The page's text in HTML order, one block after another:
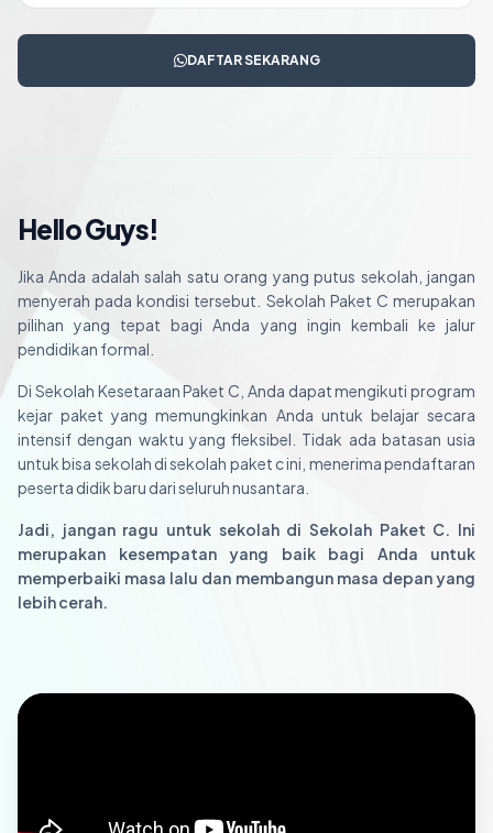
DAFTAR SEKARANG
Hello Guys!
Jika Anda adalah salah satu orang yang putus sekolah, jangan
menyerah pada kondisi tersebut. Sekolah Paket C merupakan
pilihan yang tepat bagi Anda yang ingin kembali ke jalur
pendidikan formal.
Di Sekolah Kesetaraan Paket C, Anda dapat mengikuti program
kejar paket yang memungkinkan Anda untuk belajar secara
intensif dengan waktu yang fleksibel. Tidak ada batasan usia
untuk bisa sekolah di sekolah paket c ini, menerima pendaftaran
peserta didik baru dari seluruh nusantara.
Jadi, jangan ragu untuk sekolah di Sekolah Paket C. Ini
merupakan kesempatan yang baik bagi Anda untuk
memperbaiki masa lalu dan membangun masa depan yang
lebih cerah.